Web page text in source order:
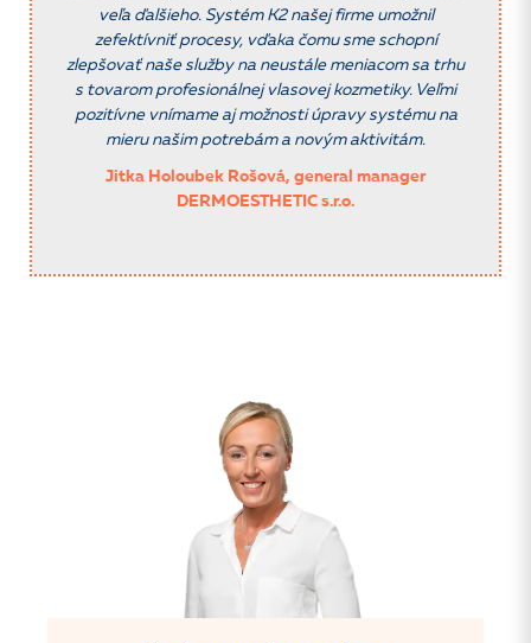
veľa ďalšieho. Systém K2 našej firme umožnil
zefektívniť procesy, vďaka čomu sme schopní
zlepšovať naše služby na neustále meniacom sa trhu
s tovarom profesionálnej vlasovej kozmetiky. Veľmi
pozitívne vnímame aj možnosti úpravy systému na
mieru našim potrebám a novým aktivitám.
Jitka Holoubek Rošová, general manager
DERMOESTHETIC s.r.o.